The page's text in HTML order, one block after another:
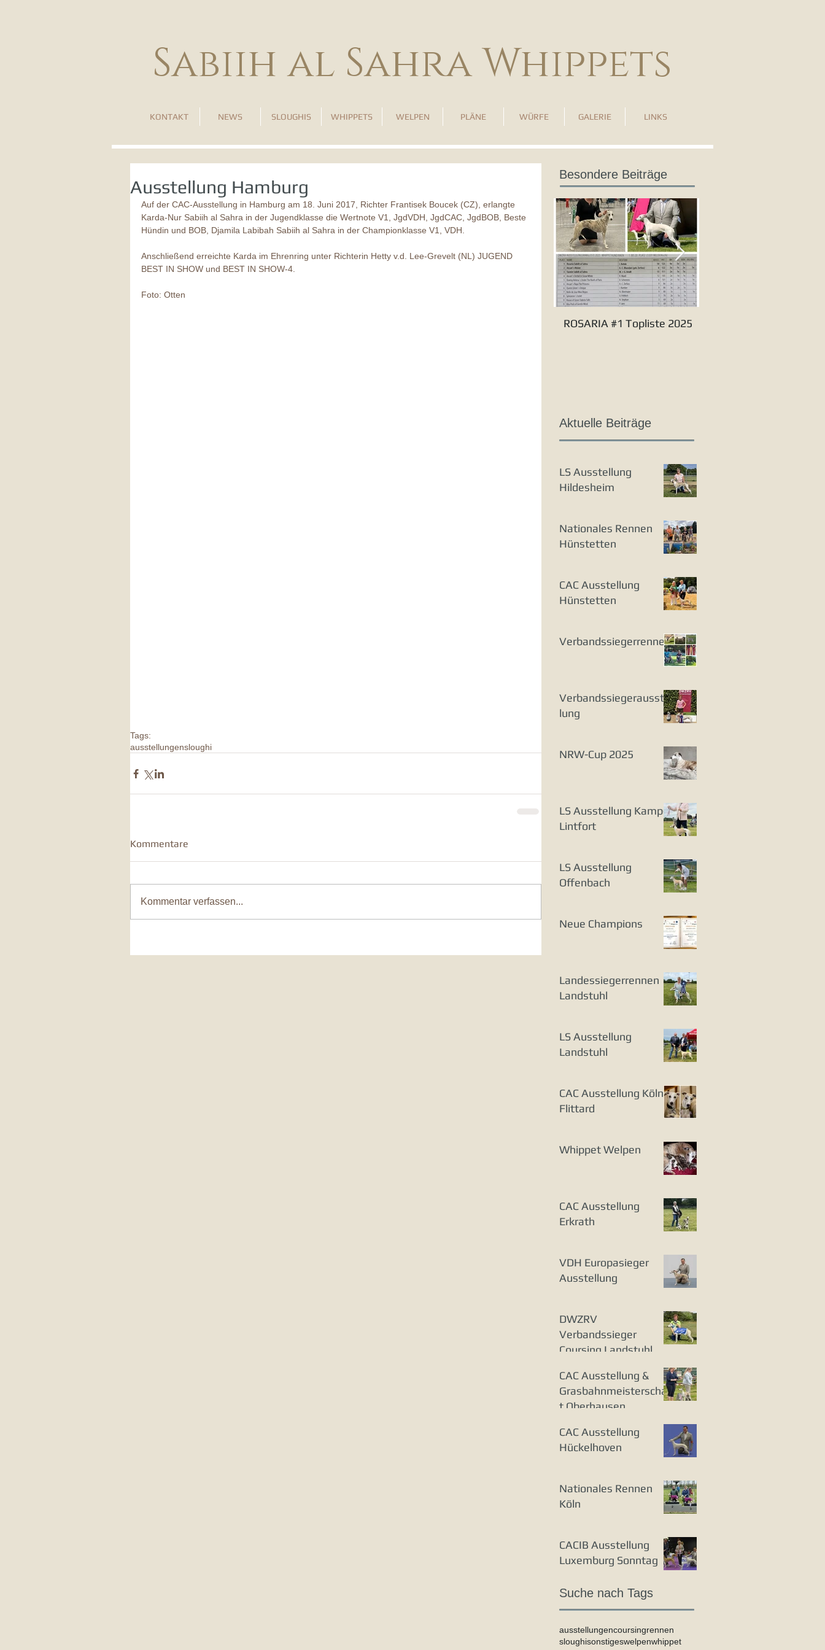
Sabiih al Sahra Whippets
KONTAKT NEWS SLOUGHIS WHIPPETS WELPEN PLÄNE WÜRFE GALERIE LINKS
Ausstellung Hamburg
Auf der CAC-Ausstellung in Hamburg am 18. Juni 2017, Richter Frantisek Boucek (CZ), erlangte
Karda-Nur Sabiih al Sahra in der Jugendklasse die Wertnote V1, JgdVDH, JgdCAC, JgdBOB, Beste
Hündin und BOB, Djamila Labibah Sabiih al Sahra in der Championklasse V1, VDH.
Anschließend erreichte Karda im Ehrenring unter Richterin Hetty v.d. Lee-Grevelt (NL) JUGEND
BEST IN SHOW und BEST IN SHOW-4.
Foto: Otten
Tags:
ausstellungensloughi
Kommentare
Kommentar verfassen...
Besondere Beiträge
ROSARIA #1 Topliste 2025
Aktuelle Beiträge
LS Ausstellung
Hildesheim
Nationales Rennen
Hünstetten
CAC Ausstellung
Hünstetten
Verbandssiegerrennen
Verbandssiegerausstel
lung
NRW-Cup 2025
LS Ausstellung Kamp-
Lintfort
LS Ausstellung
Offenbach
Neue Champions
Landessiegerrennen
Landstuhl
LS Ausstellung
Landstuhl
CAC Ausstellung Köln-
Flittard
Whippet Welpen
CAC Ausstellung
Erkrath
VDH Europasieger
Ausstellung
DWZRV
Verbandssieger
Coursing Landstuhl
CAC Ausstellung &
Grasbahnmeisterschaf
t Oberhausen
CAC Ausstellung
Hückelhoven
Nationales Rennen
Köln
CACIB Ausstellung
Luxemburg Sonntag
Suche nach Tags
ausstellungencoursingrennen
sloughisonstigeswelpenwhippet